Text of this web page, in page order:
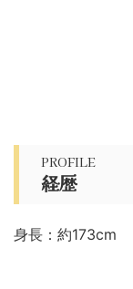
PROFILE
経歴
身長：約173cm